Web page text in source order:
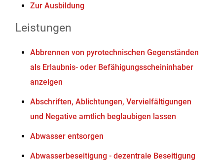
Zur Ausbildung
Leistungen
Abbrennen von pyrotechnischen Gegenständen
als Erlaubnis- oder Befähigungsscheininhaber
anzeigen
Abschriften, Ablichtungen, Vervielfältigungen
und Negative amtlich beglaubigen lassen
Abwasser entsorgen
Abwasserbeseitigung - dezentrale Beseitigung